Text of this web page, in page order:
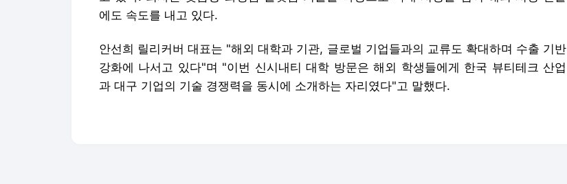
에도 속도를 내고 있다.
안선희 릴리커버 대표는 "해외 대학과 기관, 글로벌 기업들과의 교류도 확대하며 수출 기반
강화에 나서고 있다"며 "이번 신시내티 대학 방문은 해외 학생들에게 한국 뷰티테크 산업
과 대구 기업의 기술 경쟁력을 동시에 소개하는 자리였다"고 말했다.